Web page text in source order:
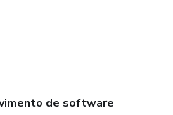
de software